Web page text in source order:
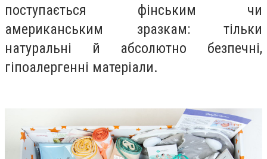
поступається фінським чи
американським зразкам: тільки
натуральні й абсолютно безпечні,
гіпоалергенні матеріали.